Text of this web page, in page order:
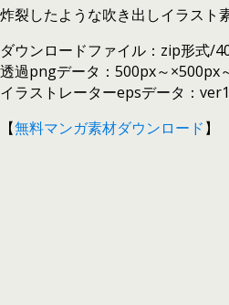
炸裂したような吹き出しイラスト
ダウンロードファイル：zip形式/
透過pngデータ：500px～×500px
イラストレーターepsデータ：
【無料マンガ素材ダウンロード】